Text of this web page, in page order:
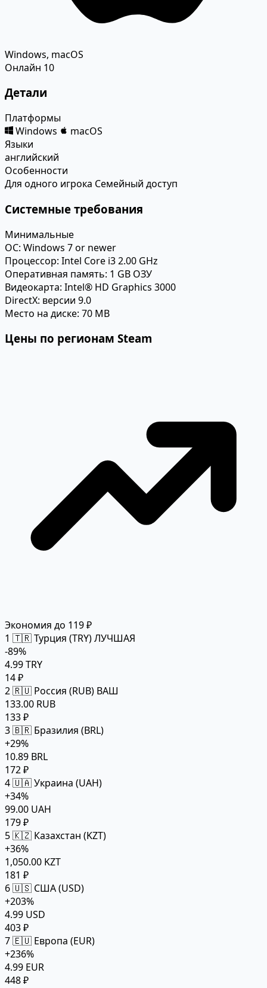
Windows, macOS
Онлайн 10
Детали
Платформы
Windows
macOS
Языки
английский
Особенности
Для одного игрока Семейный доступ
Системные требования
Минимальные
ОС: Windows 7 or newer
Процессор: Intel Core i3 2.00 GHz
Оперативная память: 1 GB ОЗУ
Видеокарта: Intel® HD Graphics 3000
DirectX: версии 9.0
Место на диске: 70 MB
Цены по регионам Steam
Экономия до 119 ₽
1 🇹🇷 Турция (TRY)ЛУЧШАЯ
-89%
4.99 TRY
14 ₽
2🇷🇺 Россия (RUB) ВАШ
133.00 RUB
133 ₽
3🇧🇷 Бразилия (BRL)
+29%
10.89 BRL
172 ₽
4🇺🇦 Украина (UAH)
+34%
99.00 UAH
179 ₽
5🇰🇿 Казахстан (KZT)
+36%
1,050.00 KZT
181 ₽
6🇺🇸 США (USD)
+203%
4.99 USD
403 ₽
7🇪🇺 Европа (EUR)
+236%
4.99 EUR
448 ₽